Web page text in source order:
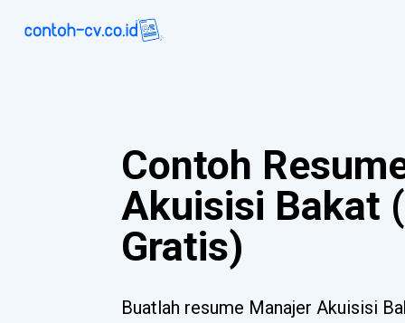
Contoh
Akuisisi Bakat
Gratis)
Buatlah resume Manajer Akuisisi